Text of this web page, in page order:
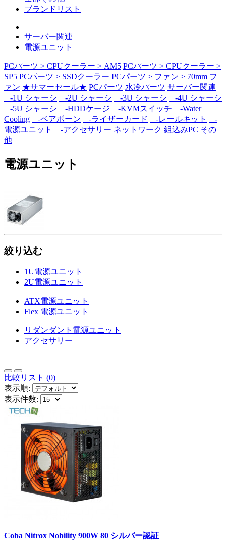
ブランドリスト
サーバー関連
電源ユニット
PCパーツ > CPUクーラー > AM5 PCパーツ > CPUクーラー >
SP5 PCパーツ > SSDクーラー PCパーツ > ファン > 70mm フ
ァン ★サマーセール★ PCパーツ 水冷パーツ サーバー関連
-1U シャーシ
-2U シャーシ -3U シャーシ
-4U シャーシ
-5U シャーシ
-HDDケージ -KVMスイッチ
-Water
Cooling
-ベアボーン -ライザーカード -レールキット
-
電源ユニット
-アクセサリー ネットワーク 組込みPC その
他
電源ユニット
絞り込む
1U電源ユニット
2U電源ユニット
ATX電源ユニット
Flex 電源ユニット
リダンダント電源ユニット
アクセサリー
比較リスト (0)
表示順:
表示件数:
Coba Nitrox Nobility 900W 80 シルバー認証